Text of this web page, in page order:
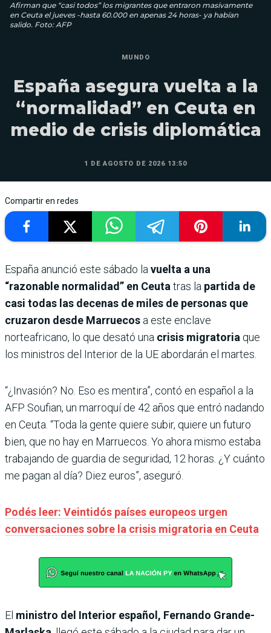
Afirman que “casi todos” los migrantes que entraron masivamente
en Ceuta el jueves -hasta 60.000 en apenas 24 horas- ya habían
salido. Foto: AFP
MUNDO
España asegura vuelta a la
“normalidad” en Ceuta en
medio de crisis diplomática
1 DE AGOSTO DE 2026 13:50
Compartir en redes
España anunció este sábado lavuelta a una
“razonable normalidad” en Ceutatras la partida de
casi todas las decenas de miles de personas que
cruzaron desde Marruecos a este enclave
norteafricano, lo que desató una crisis migratoria que
los ministros del Interior de la UE abordarán el martes.
“¿Invasión? No. Eso es mentira”, contó en español a la
AFP Soufian, un marroquí de 42 años que entró nadando
en Ceuta. “Toda la gente quiere subir, quiere un futuro
bien, que no hay en Marruecos. Yo ahora mismo estaba
trabajando de guardia de seguridad, 12 horas. ¿Y cuánto
me pagan al día? Diez euros”, aseguró.
Podés leer: Veintidós países europeos urgen
conversaciones sobre la crisis migratoria en Ceuta
El ministro del Interior español, Fernando Grande-